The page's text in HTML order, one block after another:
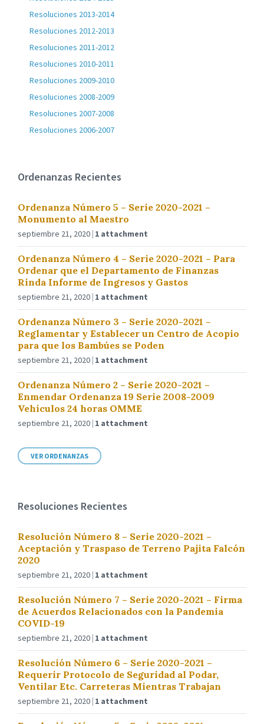
Resoluciones 2013-2014
Resoluciones 2012-2013
Resoluciones 2011-2012
Resoluciones 2010-2011
Resoluciones 2009-2010
Resoluciones 2008-2009
Resoluciones 2007-2008
Resoluciones 2006-2007
Ordenanzas Recientes
Ordenanza Número 5 – Serie 2020-2021 –
Monumento al Maestro
septiembre 21, 2020 1 attachment
Ordenanza Número 4 – Serie 2020-2021 – Para
Ordenar que el Departamento de Finanzas
Rinda Informe de Ingresos y Gastos
septiembre 21, 2020 1 attachment
Ordenanza Número 3 – Serie 2020-2021 –
Reglamentar y Establecer un Centro de Acopio
para que los Bambúes se Poden
septiembre 21, 2020 1 attachment
Ordenanza Número 2 – Serie 2020-2021 –
Enmendar Ordenanza 19 Serie 2008-2009
Vehículos 24 horas OMME
septiembre 21, 2020 1 attachment
VER ORDENANZAS
Resoluciones Recientes
Resolución Número 8 – Serie 2020-2021 –
Aceptación y Traspaso de Terreno Pajita Falcón
2020
septiembre 21, 2020 1 attachment
Resolución Número 7 – Serie 2020-2021 – Firma
de Acuerdos Relacionados con la Pandemia
COVID-19
septiembre 21, 2020 1 attachment
Resolución Número 6 – Serie 2020-2021 –
Requerir Protocolo de Seguridad al Podar,
Ventilar Etc. Carreteras Mientras Trabajan
septiembre 21, 2020 1 attachment